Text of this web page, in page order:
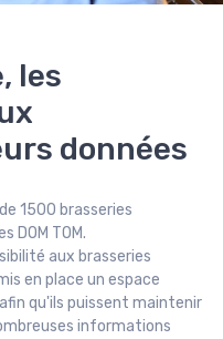
les
données
1500 brasseries
DOM TOM.
aux brasseries
en place un espace
qu'ils puissent maintenir
informations